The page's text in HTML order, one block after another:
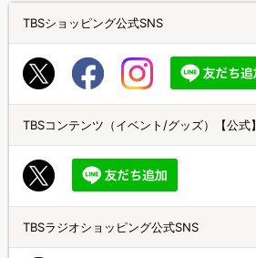
TBSショッピング公式SNS
TBSコンテンツ（イベント/グッズ）【公式】
TBSラジオショッピング公式SNS